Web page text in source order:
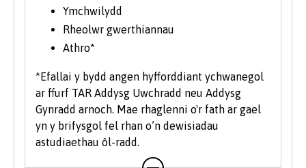
Ymchwilydd
Rheolwr gwerthiannau
Athro*
*Efallai y bydd angen hyfforddiant ychwanegol
ar ffurf TAR Addysg Uwchradd neu Addysg
Gynradd arnoch. Mae rhaglenni o'r fath ar gael
yn y brifysgol fel rhan o’n dewisiadau
astudiaethau ôl-radd.